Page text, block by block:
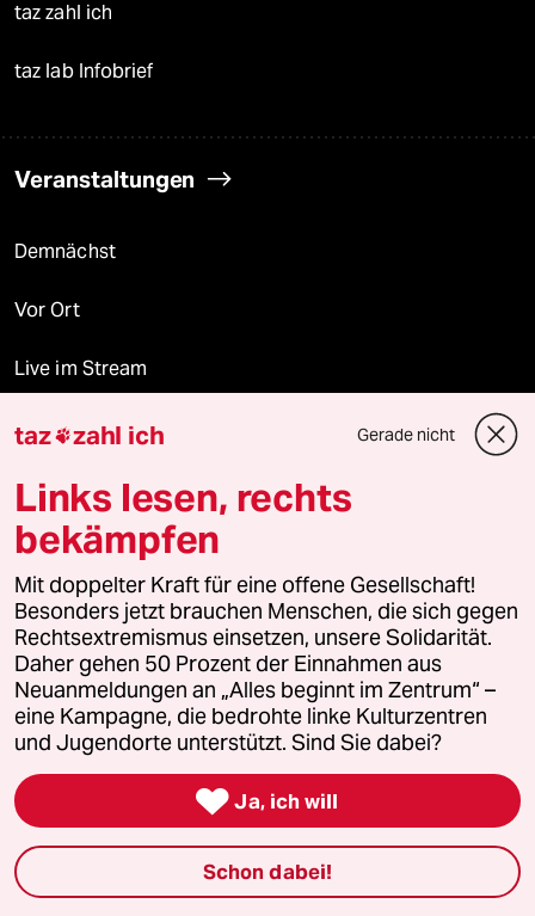
taz zahl ich
taz lab Infobrief
Veranstaltungen
Demnächst
Vor Ort
Live im Stream
Vergangene
taz lab 2027
Mehr taz Lesestoff
taz Blogs
taz FUTURZWEI
Le Monde diplomatique
taz Archiv
taz zahl ich Gerade nicht
Links lesen, rechts
bekämpfen
Mit doppelter Kraft für eine offene Gesellschaft!
Besonders jetzt brauchen Menschen, die sich gegen
Rechtsextremismus einsetzen, unsere Solidarität.
Daher gehen 50 Prozent der Einnahmen aus
Neuanmeldungen an „Alles beginnt im Zentrum“ –
eine Kampagne, die bedrohte linke Kulturzentren
und Jugendorte unterstützt. Sind Sie dabei?
 Ja, ich will
Schon dabei!